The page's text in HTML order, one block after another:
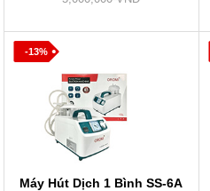
-13%
Máy Hút Dịch 1 Bình SS-6A